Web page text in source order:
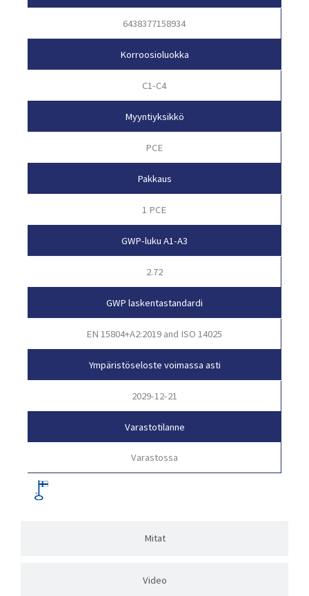
Mitat
Video
6438377158934
Korroosioluokka
C1-C4
Myyntiyksikkö
PCE
Pakkaus
1 PCE
GWP-luku A1-A3
2.72
GWP laskentastandardi
EN 15804+A2:2019 and ISO 14025
Ympäristöseloste voimassa asti
2029-12-21
Varastotilanne
Varastossa